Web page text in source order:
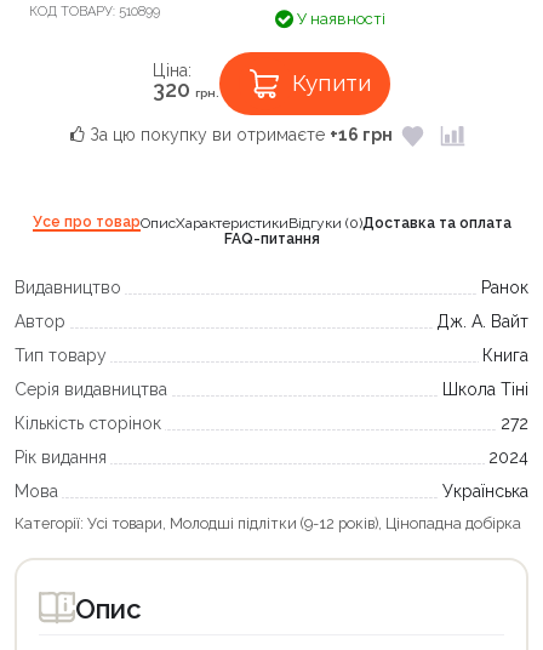
КОД ТОВАРУ: 510899 У наявності
Ціна:
320 грн. Купити
За цю покупку ви отримаєте +16 грн
Усе про товарОписХарактеристикиВідгуки (0)Доставка та оплата
FAQ-питання
Видавництво
Ранок
Автор
Дж. А. Вайт
Тип товару
Книга
Серія видавництва
Школа Тіні
Кількість сторінок
272
Рік видання
2024
Мова
Українська
Категорії: Усі товари Молодші підлітки (9-12 років) Цінопадна добірка
Опис